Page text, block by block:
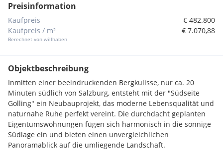
Preisinformation
Kaufpreis
€ 482.800
Kaufpreis / m²
Berechnet von willhaben
€ 7.070,88
Objektbeschreibung
Inmitten einer beeindruckenden Bergkulisse, nur ca. 20
Minuten südlich von Salzburg, entsteht mit der "Südseite
Golling" ein Neubauprojekt, das moderne Lebensqualität und
naturnahe Ruhe perfekt vereint. Die durchdacht geplanten
Eigentumswohnungen fügen sich harmonisch in die sonnige
Südlage ein und bieten einen unvergleichlichen
Panoramablick auf die umliegende Landschaft.